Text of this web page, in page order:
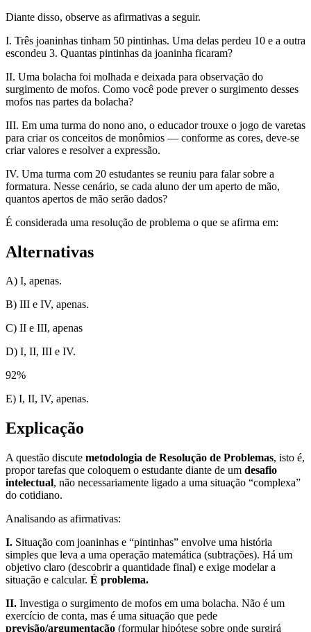
Diante disso, observe as afirmativas a seguir.
I. Três joaninhas tinham 50 pintinhas. Uma delas perdeu 10 e a outra
escondeu 3. Quantas pintinhas da joaninha ficaram?
II. Uma bolacha foi molhada e deixada para observação do
surgimento de mofos. Como você pode prever o surgimento desses
mofos nas partes da bolacha?
III. Em uma turma do nono ano, o educador trouxe o jogo de varetas
para criar os conceitos de monômios — conforme as cores, deve-se
criar valores e resolver a expressão.
IV. Uma turma com 20 estudantes se reuniu para falar sobre a
formatura. Nesse cenário, se cada aluno der um aperto de mão,
quantos apertos de mão serão dados?
É considerada uma resolução de problema o que se afirma em:
Alternativas
A) I, apenas.
B) III e IV, apenas.
C) II e III, apenas
D) I, II, III e IV.
92%
E) I, II, IV, apenas.
Explicação
A questão discute metodologia de Resolução de Problemas, isto é,
propor tarefas que coloquem o estudante diante de um desafio
intelectual, não necessariamente ligado a uma situação “complexa”
do cotidiano.
Analisando as afirmativas:
I. Situação com joaninhas e “pintinhas” envolve uma história
simples que leva a uma operação matemática (subtrações). Há um
objetivo claro (descobrir a quantidade final) e exige modelar a
situação e calcular. É problema.
II. Investiga o surgimento de mofos em uma bolacha. Não é um
exercício de conta, mas é uma situação que pede
previsão/argumentação (formular hipótese sobre onde surgirá